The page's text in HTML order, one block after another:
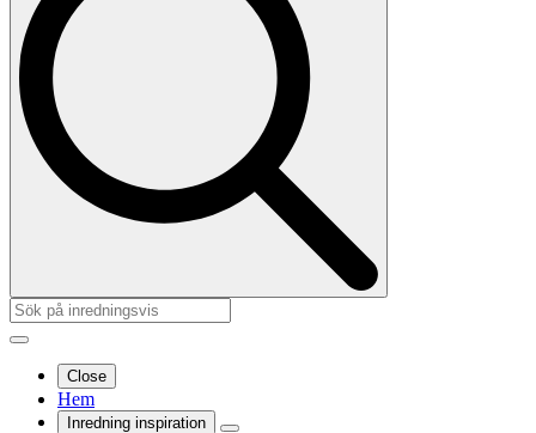
Close
Hem
Inredning inspiration